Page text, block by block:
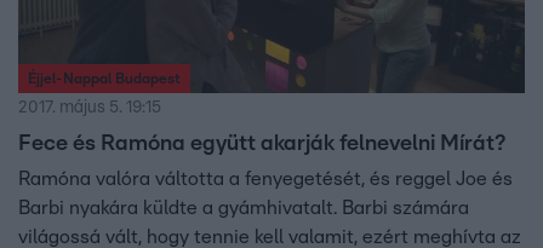
Éjjel-Nappal Budapest
2017. május 5. 19:15
Fece és Ramóna együtt akarják felnevelni Mírát?
Ramóna valóra váltotta a fenyegetését, és reggel Joe és
Barbi nyakára küldte a gyámhivatalt. Barbi számára
világossá vált, hogy tennie kell valamit, ezért meghívta az